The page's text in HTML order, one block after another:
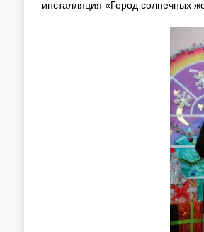
инсталляция «Город солнечных